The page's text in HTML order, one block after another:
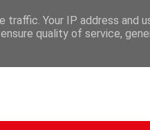
Your IP address and
quality of service,